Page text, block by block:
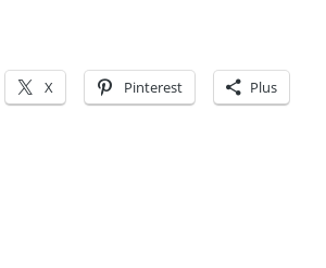
X Pinterest Plus